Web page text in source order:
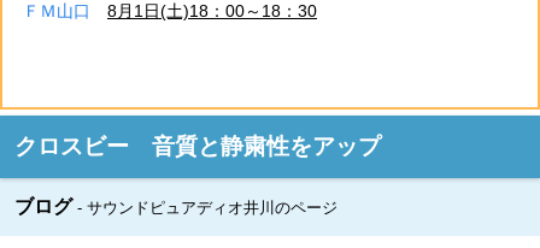
ＦＭ山口
8月1日(土)18：00～18：30
クロスビー 音質と静粛性をアップ
ブログ サウンドピュアディオ井川のページ